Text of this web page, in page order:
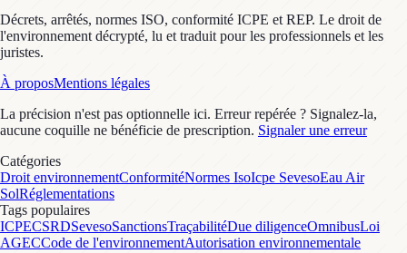
Décrets, arrêtés, normes ISO, conformité ICPE et REP. Le droit de
l'environnement décrypté, lu et traduit pour les professionnels et les
juristes.
À proposMentions légales
La précision n'est pas optionnelle ici. Erreur repérée ? Signalez-la,
aucune coquille ne bénéficie de prescription. Signaler une erreur
Catégories
Droit environnementConformitéNormes IsoIcpe SevesoEau Air
SolRéglementations
Tags populaires
ICPECSRDSevesoSanctionsTraçabilitéDue diligenceOmnibusLoi
AGECCode de l'environnementAutorisation environnementale